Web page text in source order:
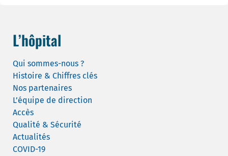
L’hôpital
Qui sommes-nous ?
Histoire & Chiffres clés
Nos partenaires
L’équipe de direction
Accès
Qualité & Sécurité
Actualités
COVID-19